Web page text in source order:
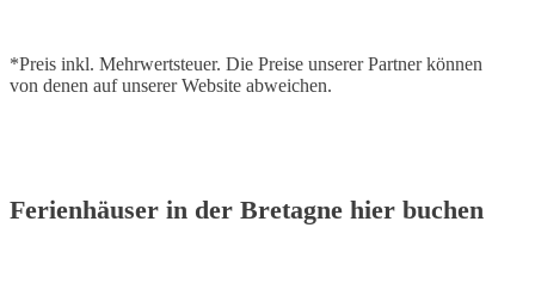
*Preis inkl. Mehrwertsteuer. Die Preise unserer Partner können
von denen auf unserer Website abweichen.
Ferienhäuser in der Bretagne hier buchen